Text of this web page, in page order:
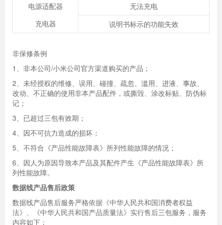
电源适配器
充电器
无法充电
说明书标示的功能失效
非保修条例
1、非本公司/小米公司官方渠道购买的产品；
2、未经授权的维修、误用、碰撞、疏忽、滥用、进液、事故、
改动、不正确的使用非本产品配件，或撕毁、涂改标贴、防伪标
记；
3、已超过三包有效期；
4、因不可抗力造成的损坏；
5、不符合《产品性能故障表》所列性能故障的情况；
6、因人为原因导致本产品及其配件产生《产品性能故障表》所
列性能故障。
数据线产品售后政策
数据线产品售后服务严格依据《中华人民共和国消费者权益
法》、《中华人民共和国产品质量法》实行售后三包服务，服务
内容如下：